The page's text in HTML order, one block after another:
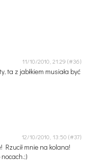
11/10/2010, 21:29
ta z jabłkiem musiała być
12/10/2010, 13:50
Rzucił mnie na kolana!